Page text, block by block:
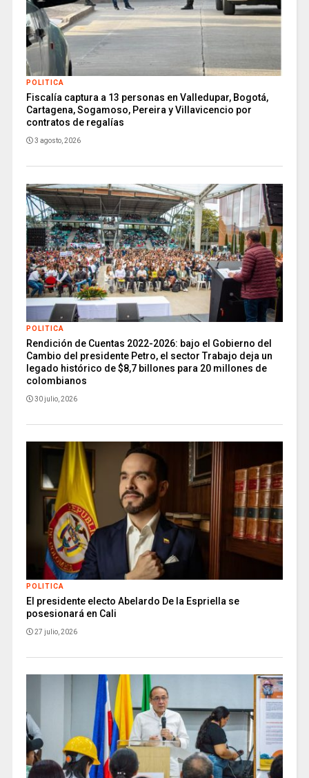
POLITICA
Fiscalía captura a 13 personas en Valledupar, Bogotá,
Cartagena, Sogamoso, Pereira y Villavicencio por
contratos de regalías
3 agosto, 2026
POLITICA
Rendición de Cuentas 2022-2026: bajo el Gobierno del
Cambio del presidente Petro, el sector Trabajo deja un
legado histórico de $8,7 billones para 20 millones de
colombianos
30 julio, 2026
POLITICA
El presidente electo Abelardo De la Espriella se
posesionará en Cali
27 julio, 2026